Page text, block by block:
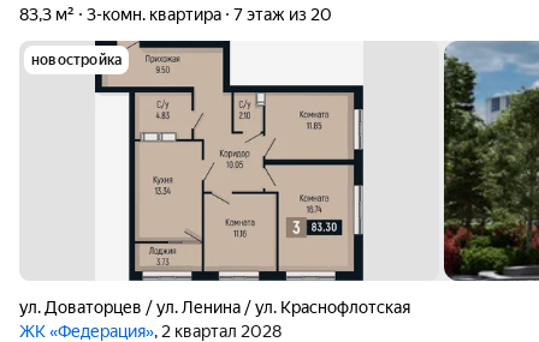
83,3 м² 3-комн. квартира 7 этаж из 20
новостройка
ул. Доваторцев / ул. Ленина / ул. Краснофлотская
ЖК «Федерация», 2 квартал 2028